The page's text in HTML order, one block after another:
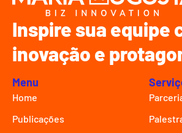
Inspire sua equipe
inovação e
Menu
Home
Publicações